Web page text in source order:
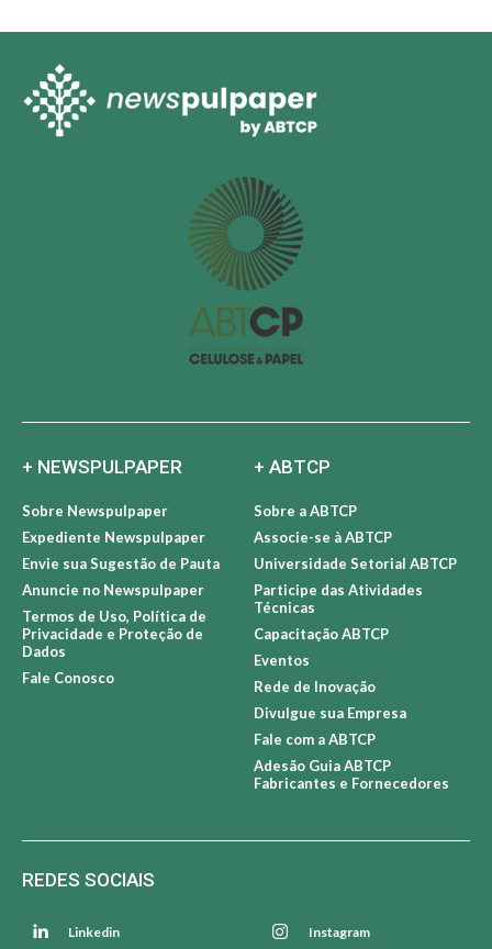
personalização alimentam um mercado global que deve
ultrapassar US$ 90 bilhões na próxima década
+ NEWSPULPAPER
Sobre Newspulpaper
Expediente Newspulpaper
+ ABTCP
Sobre a ABTCP
Associe-se à ABTCP
Universidade Setorial ABTCP
Participe das Atividades
Técnicas
Capacitação ABTCP
Rede de Inovação
Fabricantes e Fornecedores